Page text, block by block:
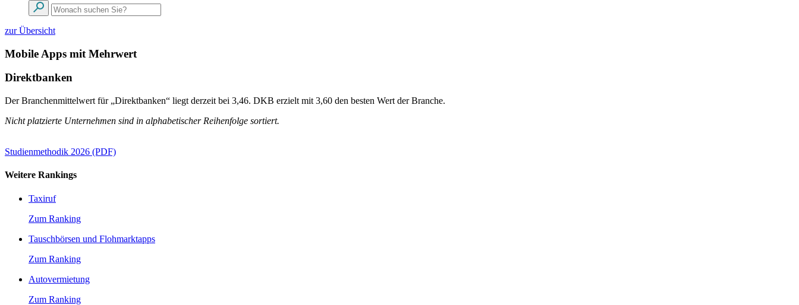
zur Übersicht
Mobile Apps mit Mehrwert
Direktbanken
Der Branchenmittelwert für „Direktbanken“ liegt derzeit bei 3,46. DKB erzielt mit 3,60 den besten Wert der Branche.
Nicht platzierte Unternehmen sind in alphabetischer Reihenfolge sortiert.
Studienmethodik 2026 (PDF)
Weitere Rankings
Taxiruf
Zum Ranking
Tauschbörsen und Flohmarktapps
Zum Ranking
Autovermietung
Zum Ranking